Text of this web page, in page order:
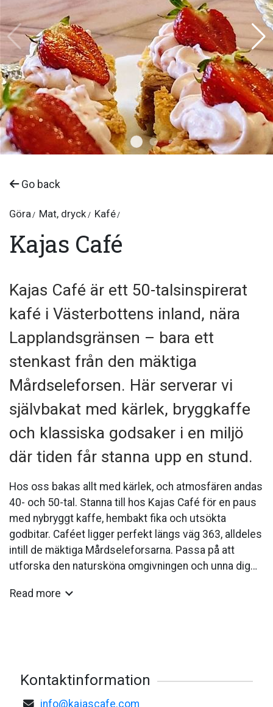
Go back
Göra Mat, dryck Kafé
Kajas Café
Kajas Café är ett 50-talsinspirerat
kafé i Västerbottens inland, nära
Lapplandsgränsen – bara ett
stenkast från den mäktiga
Mårdseleforsen. Här serverar vi
självbakat med kärlek, bryggkaffe
och klassiska godsaker i en miljö
där tiden får stanna upp en stund.
Hos oss bakas allt med kärlek, och atmosfären andas
40- och 50-tal. Stanna till hos Kajas Café för en paus
med nybryggt kaffe, hembakt fika och utsökta
godbitar. Caféet ligger perfekt längs väg 363, alldeles
intill de mäktiga Mårdseleforsarna. Passa på att
utforska den natursköna omgivningen och unna dig
Read more
Kontaktinformation
info@kajascafe.com